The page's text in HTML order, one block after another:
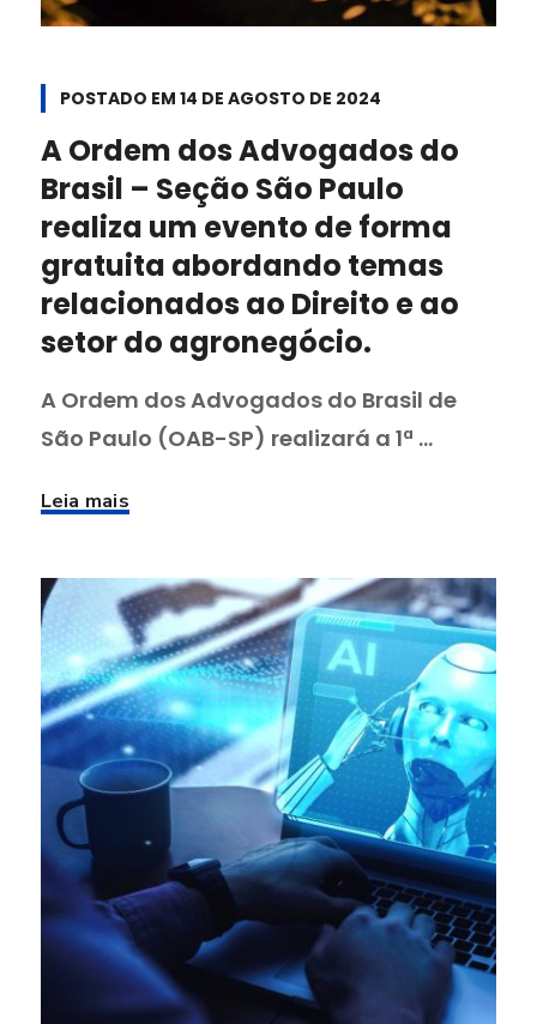
POSTADO EM 14 DE AGOSTO DE 2024
A Ordem dos Advogados do
Brasil – Seção São Paulo
realiza um evento de forma
gratuita abordando temas
relacionados ao Direito e ao
setor do agronegócio.
A Ordem dos Advogados do Brasil de
São Paulo (OAB-SP) realizará a 1ª ...
Leia mais